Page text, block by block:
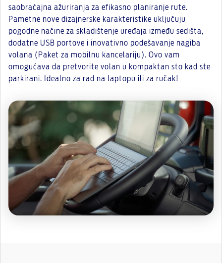
saobraćajna ažuriranja za efikasno planiranje rute.
Pametne nove dizajnerske karakteristike uključuju
pogodne načine za skladištenje uređaja između sedišta,
dodatne USB portove i inovativno podešavanje nagiba
volana (Paket za mobilnu kancelariju). Ovo vam
omogućava da pretvorite volan u kompaktan sto kad ste
parkirani. Idealno za rad na laptopu ili za ručak!